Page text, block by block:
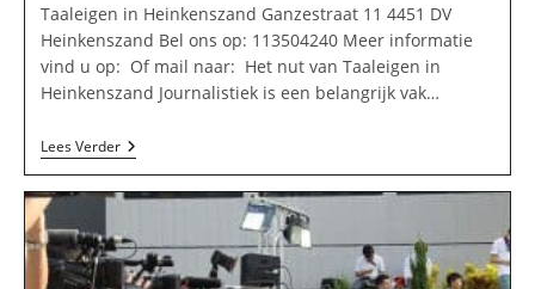
Taaleigen in Heinkenszand Ganzestraat 11 4451 DV
Heinkenszand Bel ons op: 113504240 Meer informatie
vind u op: Of mail naar: Het nut van Taaleigen in
Heinkenszand Journalistiek is een belangrijk vak…
Lees VerderTaaleigen
In